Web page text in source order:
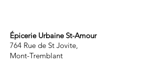
Épicerie Urbaine St-Amour
764 Rue de St Jovite,
Mont-Tremblant